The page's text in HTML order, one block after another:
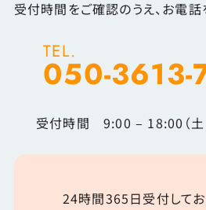
受付時間をご確認のうえ、お電話
TEL.
050-3613-
受付時間 9:00 – 18:00（土
24時間365日受付してお